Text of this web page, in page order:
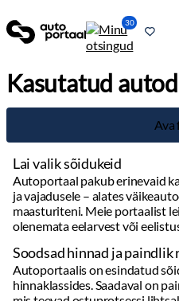
30
Kasutatud autod
Ava
maasturiteni. Meie portaalist leiate alati
Soodsad hinnad ja paindlik rahastus
Autoportaalis on esindatud sõidukid
hinnaklassides. Saadaval on paindlikud
mis teevad ostuprotsessi lihtsaks ja
Otsing mugavalt ühest kohast
Autoportaal võimaldab võrrelda
kohast, säästes aega ja vaeva. Kasutage
täpselt see, mida otsite.